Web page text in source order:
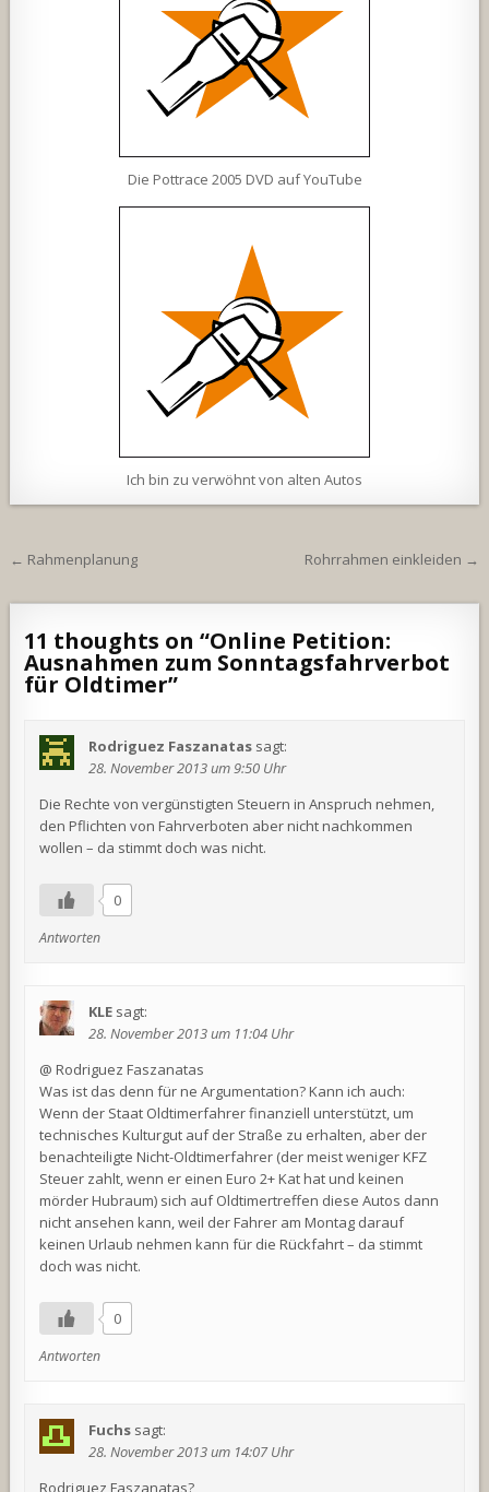
Die Pottrace 2005 DVD auf YouTube
Ich bin zu verwöhnt von alten Autos
Beitragsnavigation
← Rahmenplanung Rohrrahmen einkleiden →
11 thoughts on “Online Petition:
Ausnahmen zum Sonntagsfahrverbot
für Oldtimer”
Rodriguez Faszanatas sagt:
28. November 2013 um 9:50 Uhr
Die Rechte von vergünstigten Steuern in Anspruch nehmen,
den Pflichten von Fahrverboten aber nicht nachkommen
wollen – da stimmt doch was nicht.
0
Antworten
KLE sagt:
28. November 2013 um 11:04 Uhr
@ Rodriguez Faszanatas
Was ist das denn für ne Argumentation? Kann ich auch:
Wenn der Staat Oldtimerfahrer finanziell unterstützt, um
technisches Kulturgut auf der Straße zu erhalten, aber der
benachteiligte Nicht-Oldtimerfahrer (der meist weniger KFZ
Steuer zahlt, wenn er einen Euro 2+ Kat hat und keinen
mörder Hubraum) sich auf Oldtimertreffen diese Autos dann
nicht ansehen kann, weil der Fahrer am Montag darauf
keinen Urlaub nehmen kann für die Rückfahrt – da stimmt
doch was nicht.
0
Antworten
Fuchs sagt:
28. November 2013 um 14:07 Uhr
Rodriguez Faszanatas?